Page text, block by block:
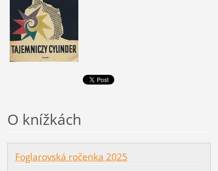
O knížkách
Foglarovská ročenka 2025